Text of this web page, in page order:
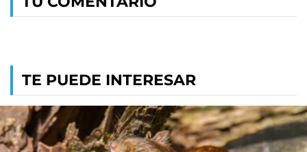
TE PUEDE INTERESAR